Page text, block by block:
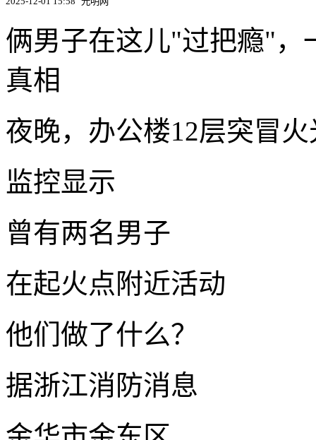
俩男子在这儿"过把瘾"，
真相
夜晚，办公楼12层突冒火
监控显示
曾有两名男子
在起火点附近活动
他们做了什么？
据浙江消防消息